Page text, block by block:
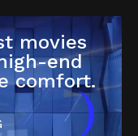
movies
end
comfort.
)